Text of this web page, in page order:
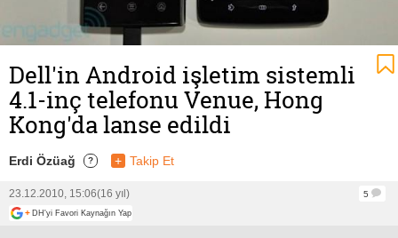
Dell'in Android işletim sistemli
4.1-inç telefonu Venue, Hong
Kong'da lanse edildi
Erdi Özüağ ? + Takip Et
23.12.2010, 15:06(16 yıl)
5
+ DH'yi Favori Kaynağın Yap